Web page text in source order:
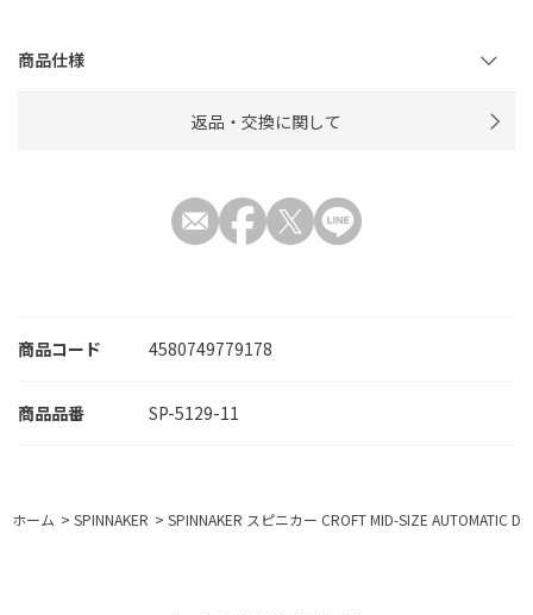
商品コード 4580749779178
SP-5129-11
商品仕様
返品・交換に関して
ホーム > SPINNAKER > SPINNAKER スピニカー CROFT MID-SIZE AUTOMATIC